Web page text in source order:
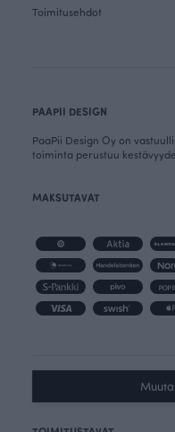
Toimitusehdot
PAAPII DESIGN
PaaPii Design Oy on
toiminta perustuu
MAKSUTAVAT